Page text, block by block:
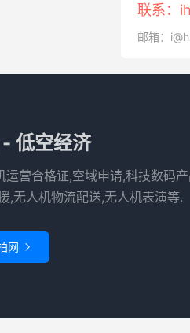
联系：
邮箱：
低空经济
营合格证,空域申请,科技数码
,无人机物流配送,无人机表演等.
网 